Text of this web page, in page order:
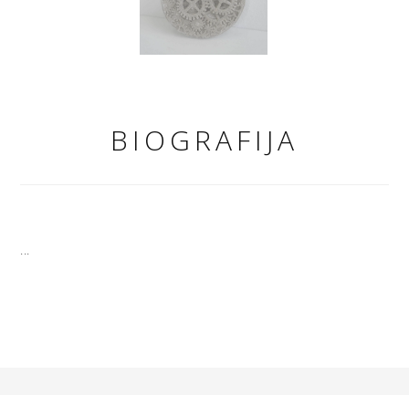
BIOGRAFIJA
...